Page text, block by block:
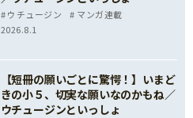
ウチュージン
マンガ連載
2026.8.1
【短冊の願いごとに驚愕！】いまど
きの小５、切実な願いなのかもね／
ウチュージンといっしょ